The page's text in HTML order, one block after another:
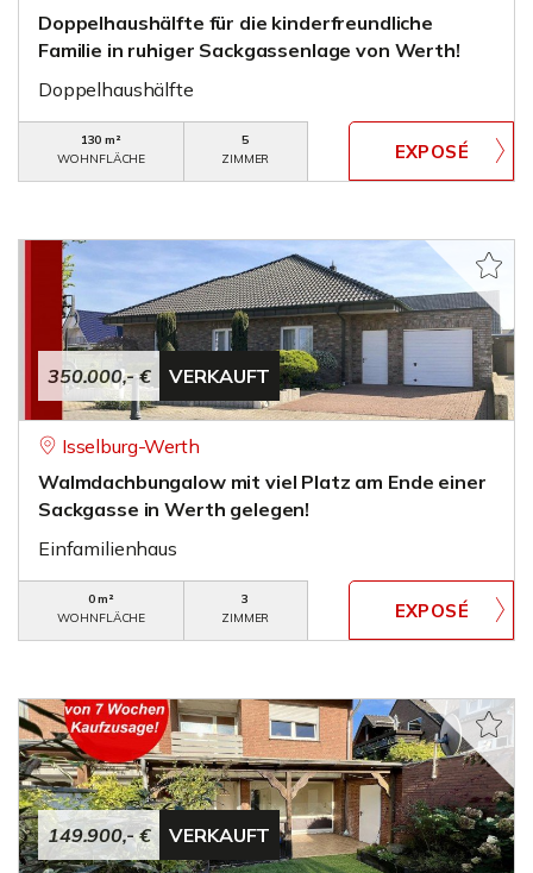
Doppelhaushälfte für die kinderfreundliche
Familie in ruhiger Sackgassenlage von Werth!
Doppelhaushälfte
130 m²
WOHNFLÄCHE
5
ZIMMER
350.000,- € VERKAUFT
Isselburg-Werth
Walmdachbungalow mit viel Platz am Ende einer
Sackgasse in Werth gelegen!
Einfamilienhaus
0 m²
WOHNFLÄCHE
3
ZIMMER
149.900,- € VERKAUFT